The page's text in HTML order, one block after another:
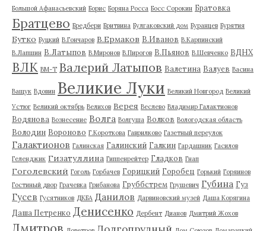
Большой Афанасьевский Борис Боряна Росса Босс Сорокин Братовка
Братцево Бредбери Бритвина Булгаковский дом Буранцев Бурятия
Бутко Буцкий В.Гончаров В.Ермаков В.Иванов В.Карпинский
В.Лапшин В.Латыпов В.Миронов В.Пирогов В.Пьянов В.Шевченко ВДНХ
ВЛК ВМ-Т Валерий Латыпов Валетина Валуев Васина
Ващук Вдовин Великие Луки Великий Новгород Великий
Устюг Великий октябрь Велихов Верея Веслево Владимир Галактионов
Водянова Вознесение Волга Волгуша Волков Вологодская область
Володин Вороново Г.Короткова Гаврилково Газетный переулок
Галактионов Галинская Галинский Галкин Гардашник Гасилов
Геленджик Гизатуллина Гиппенрейтер Гладков Гнап
Гоголевский Гоголь Горбачев Горицкий Горобец Горький Горяинов
Гостиный двор Грачевка Грибанова Груббстрем Грушевич Губина Гуз
Гусев Гусятников ДКБА Данилов Дарвиновский музей Даша Корягина
Даша Петренко Денисенко Дербент Дианов Дмитрий Жохов